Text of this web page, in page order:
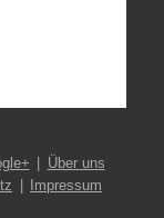
Über uns
Impressum